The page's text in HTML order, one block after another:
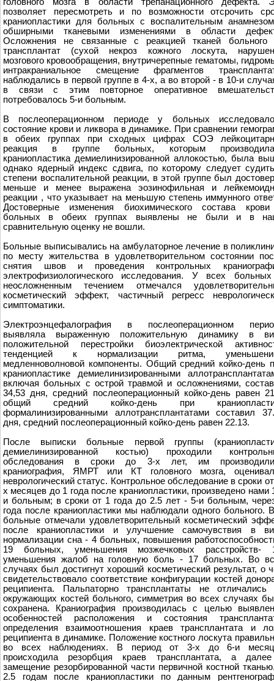
позволяет пересмотреть и по возможности отсрочить
краниопластики для больных с воспалительным
обширными тканевыми изменениями в области
Осложнения не связанные с реакцией тканей больного
трансплантат (сухой некроз кожного лоскута,
мозгового кровообращения, внутричерепные гематомы,
интракраниальное смещение фрагментов
наблюдались в первой группе в 4-х, а во второй - в 10-и
в связи с этим повторное оперативное
потребовалось 5-и больным.
В послеоперационном периоде у больных
состояние крови и ликвора в динамике. При сравнении
в обеих группах при сходных цифрах СОЭ
реакция в группе больных, которым
краниопластика демиелинизированной аллокостью, была
однако ядерный индекс сдвига, по которому следует
степени воспалительной реакции, в этой группе был
меньше и менее выражена эозинофильная и
реакции , что указывает на меньшую степень иммунного
Достоверные изменения биохимического состава
больных в обеих группах выявлены не были и в
сравнительную оценку не вошли.
Больные выписывались на амбулаторное лечение в
по месту жительства в удовлетворительном состоянии
снятия швов и проведения контрольных
электрофизиологического исследования. У всех
неосложненным течением отмечался
косметический эффект, частичный регресс
симптоматики.
Электроэнцефалография в послеоперационном
выявляла выраженную положительную динамику в
положительной перестройки биоэлектрической
тенденцией к нормализации ритма,
медленноволновой компоненты. Общий средний койко-день
краниопластике демиелинизированными
включая больных с острой травмой и осложнениями,
34,53 дня, средний послеоперационный койко-день равен
общий средний койко-день при
формалинизированными аллотрансплантатами составил
дня, средний послеоперационный койко-день равен 22.13.
После выписки больные первой группы
демиелинизированной костью) проходили
обследования в сроки до 3-х лет, им
краниография, ЯМРТ или КТ головного мозга,
неврологический статус. Контрольное обследование в сроки
х месяцев до 1 года после краниопластики, произведено нами
и больным; в сроки от 1 года до 2.5 лет - 5-и больным,
года после краниопластики мы наблюдали одного больного.
больные отмечали удовлетворительный косметический
после краниопластики и улучшение самочувствия в
нормализации сна - 4 больных, повышения
19 больных, уменьшения мозжечковых расстройств-
уменьшения жалоб на головную боль - 17 больных. Во
случаях был достигнут хороший косметический результат, о
свидетельствовало соответствие конфигурации костей
реципиента. Пальпаторно трансплантаты не отличались
окружающих костей больного, симметрия во всех случаях
сохранена. Краниография производилась с целью
особенностей расположения и состояния
определения взаимоотношения краев трансплантата и
реципиента в динамике. Положение костного лоскута
во всех наблюдениях. В период от 3-х до 6-и
происходила резорбция краев трансплантата, а
замещение резорбированной части первичной костной
2.5 годам после краниопластики по данным